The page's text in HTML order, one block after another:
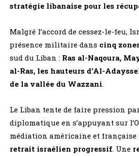
stratégie libanaise pour les
Malgré l’accord de cessez-le-feu,
présence militaire dans cinq
sud du Liban : Ras al-Naqoura,
al-Ras, les hauteurs d’Al-
de la vallée du Wazzani​.
Le Liban tente de faire pression
diplomatique en s’appuyant sur
médiation américaine et française
retrait israélien progressif. Une